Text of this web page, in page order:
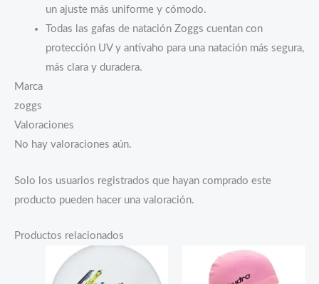
un ajuste más uniforme y cómodo.
Todas las gafas de natación Zoggs cuentan con
protección UV y antivaho para una natación más segura,
más clara y duradera.
Marca
zoggs
Valoraciones
No hay valoraciones aún.
Solo los usuarios registrados que hayan comprado este
producto pueden hacer una valoración.
Productos relacionados